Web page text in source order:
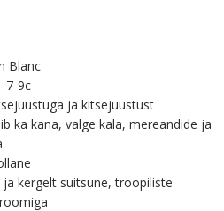
Blanc
7-9c
ja kitsejuustust
ka kana, valge kala, mereandide ja
kergelt suitsune, troopiliste